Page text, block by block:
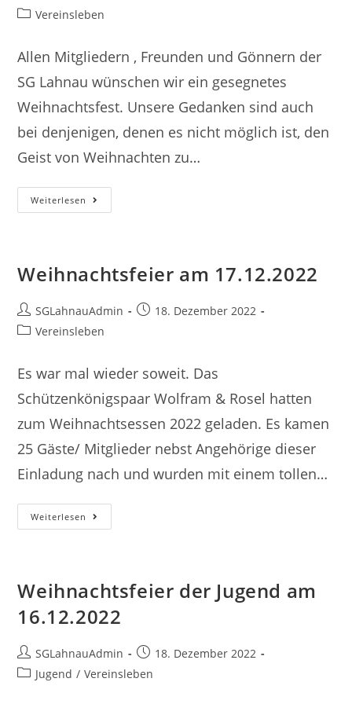
Autor:
Beitrags-
Vereinsleben
Allen Mitgliedern , Freunden und Gönnern der
SG Lahnau wünschen wir ein gesegnetes
Weihnachtsfest. Unsere Gedanken sind auch
bei denjenigen, denen es nicht möglich ist, den
Geist von Weihnachten zu…
Weiterlesen Weihnachtsgrüße
Weihnachtsfeier am 17.12.2022
Beitrags-
Autor:
SGLahnauAdmin
Beitrag18. Dezember 2022
Beitrags-
Vereinsleben
Es war mal wieder soweit. Das
Schützenkönigspaar Wolfram & Rosel hatten
zum Weihnachtsessen 2022 geladen. Es kamen
25 Gäste/ Mitglieder nebst Angehörige dieser
Einladung nach und wurden mit einem tollen…
Weiterlesen Weihnachtsfeier
Am
Weihnachtsfeier der Jugend am
16.12.2022
Beitrags-
Autor:
SGLahnauAdmin
Beitrag
veröffentlicht:
18. Dezember 2022
Beitrags-
Jugend / Vereinsleben